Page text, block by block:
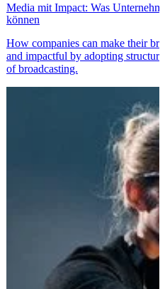
Media mit Impact: Was
können
How companies can make their
and impactful by adopting
of broadcasting.